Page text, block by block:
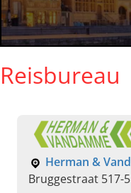
Reisbureau
Herman &
Bruggestraat 517-